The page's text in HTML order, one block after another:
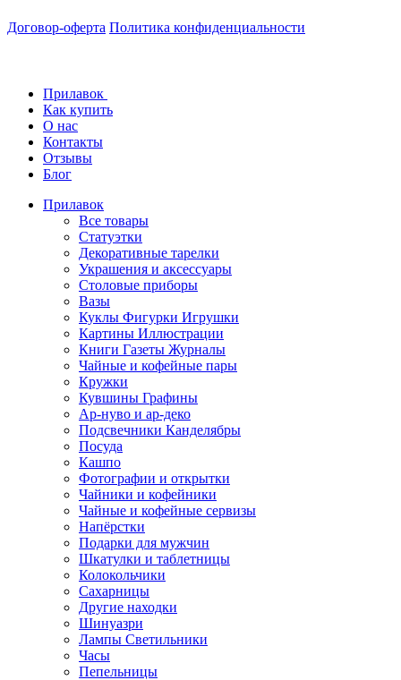
Договор-оферта Политика конфиденциальности
Прилавок
Как купить
О нас
Контакты
Отзывы
Блог
Прилавок
Все товары
Статуэтки
Декоративные тарелки
Украшения и аксессуары
Столовые приборы
Вазы
Куклы Фигурки Игрушки
Картины Иллюстрации
Книги Газеты Журналы
Чайные и кофейные пары
Кружки
Кувшины Графины
Ар-нуво и ар-деко
Подсвечники Канделябры
Посуда
Кашпо
Фотографии и открытки
Чайники и кофейники
Чайные и кофейные сервизы
Напёрстки
Подарки для мужчин
Шкатулки и таблетницы
Колокольчики
Сахарницы
Другие находки
Шинуазри
Лампы Светильники
Часы
Пепельницы